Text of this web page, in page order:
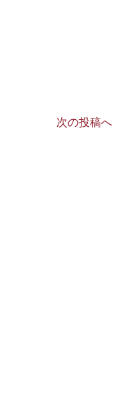
次の投稿へ